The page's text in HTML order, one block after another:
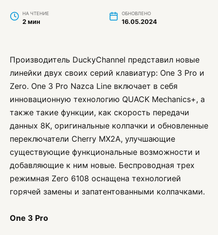
НА ЧТЕНИЕ
2 мин
ОБНОВЛЕНО
16.05.2024
Производитель DuckyChannel представил новые
линейки двух своих серий клавиатур: One 3 Pro и
Zero. One 3 Pro Nazca Line включает в себя
инновационную технологию QUACK Mechanics+, а
также такие функции, как скорость передачи
данных 8K, оригинальные колпачки и обновленные
переключатели Cherry MX2A, улучшающие
существующие функциональные возможности и
добавляющие к ним новые. Беспроводная трех
режимная Zero 6108 оснащена технологией
горячей замены и запатентованными колпачками.
One 3 Pro